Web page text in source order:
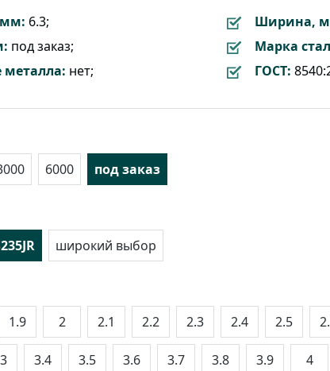
6.3; Ширина,
под заказ; Марка
металла: нет; ГОСТ:
6000 под заказ
широкий выбор
1.9 2 2.1 2.2 2.3 2.4 2.5
3.4 3.5 3.6 3.7 3.8 3.9 4